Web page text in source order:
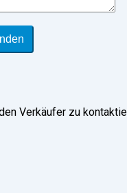
Verkäufer zu